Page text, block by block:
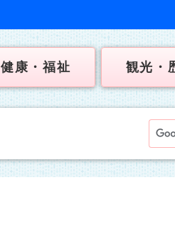
健康・福祉 観光・